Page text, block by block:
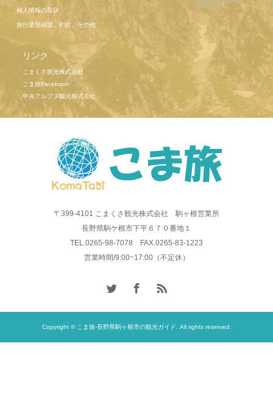
個人情報の取扱
旅行業登録票、約款、その他
リンク
こまくさ観光株式会社
こま旅Facebook
中央アルプス観光株式会社
〒399-4101 こまくさ観光株式会社 駒ヶ根営業所
長野県駒ケ根市下平６７０番地１
TEL.0265-98-7078 FAX.0265-83-1223
営業時間/9:00~17:00（不定休）
Copyright © こま旅-長野県駒ヶ根市の観光ガイド. All rights reserved.